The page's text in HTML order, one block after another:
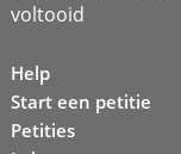
voltooid
Help
Start een petitie
Petities